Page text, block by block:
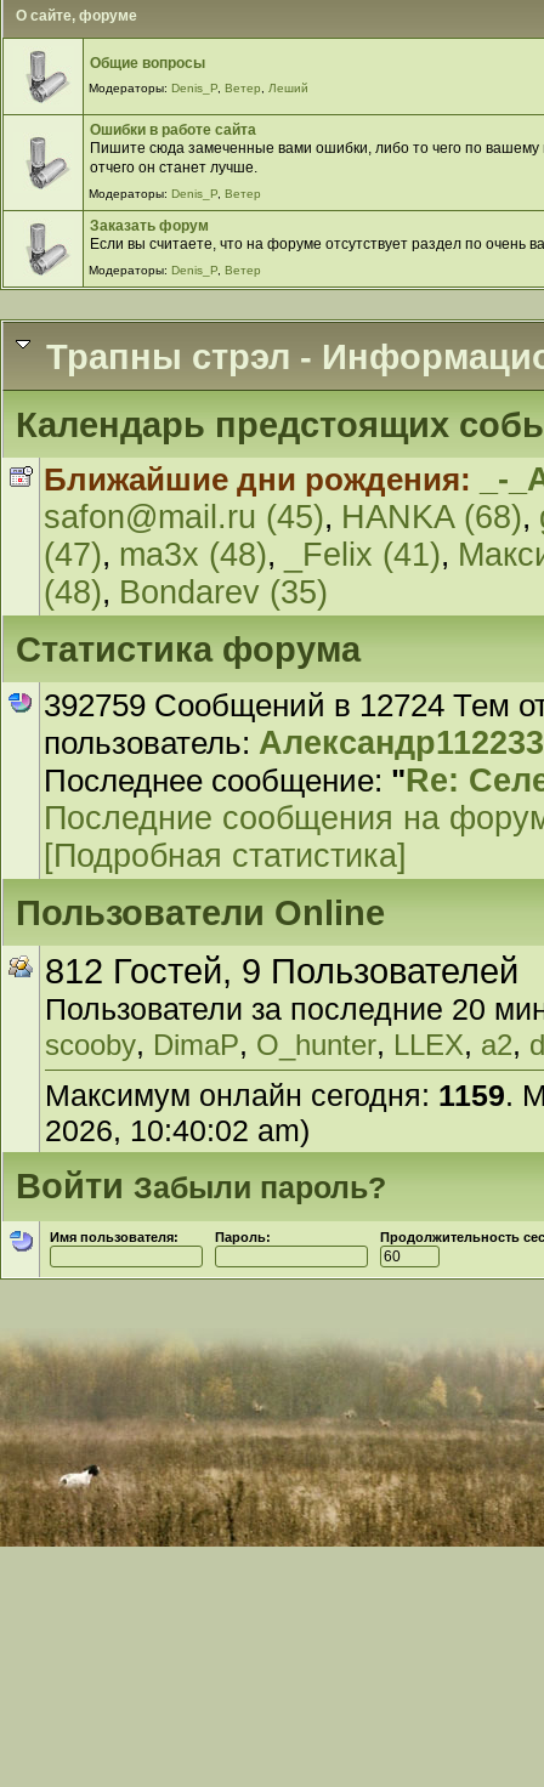
О сайте, форуме
Общие вопросы
Модераторы: Denis_P, Ветер Леший
Ошибки в работе сайта
Пишите сюда замеченные вами ошибки, либо то чего по вашему
отчего он станет лучше.
Модераторы: Denis_P, Ветер
Заказать форум
Если вы считаете, что на форуме отсутствует раздел по очень
Модераторы: Denis_P, Ветер
Трапны стрэл -
Календарь предстоящих
Ближайшие дни рождения:
_-
safon@mail.ru (45), HANKA (68),
(47), ma3x (48), _Felix (41),
(48), Bondarev (35)
Статистика форума
392759 Сообщений в 12724 Тем
пользователь: Александр112233
Последнее сообщение: "Re:
Последние сообщения на
[Подробная статистика]
Пользователи Online
812 Гостей, 9 Пользователей
Пользователи за последние 20
scooby, DimaP, O_hunter, LLEX, a2,
Максимум онлайн сегодня: 1159.
2026, 10:40:02 am)
Войти Забыли пароль?
Имя пользователя: Пароль: Продолжительность